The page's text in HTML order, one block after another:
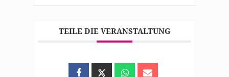
TEILE DIE VERANSTALTUNG